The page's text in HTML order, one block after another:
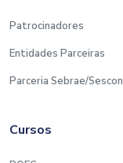
Patrocinadores
Entidades Parceiras
Parceria Sebrae/Sescon
Cursos